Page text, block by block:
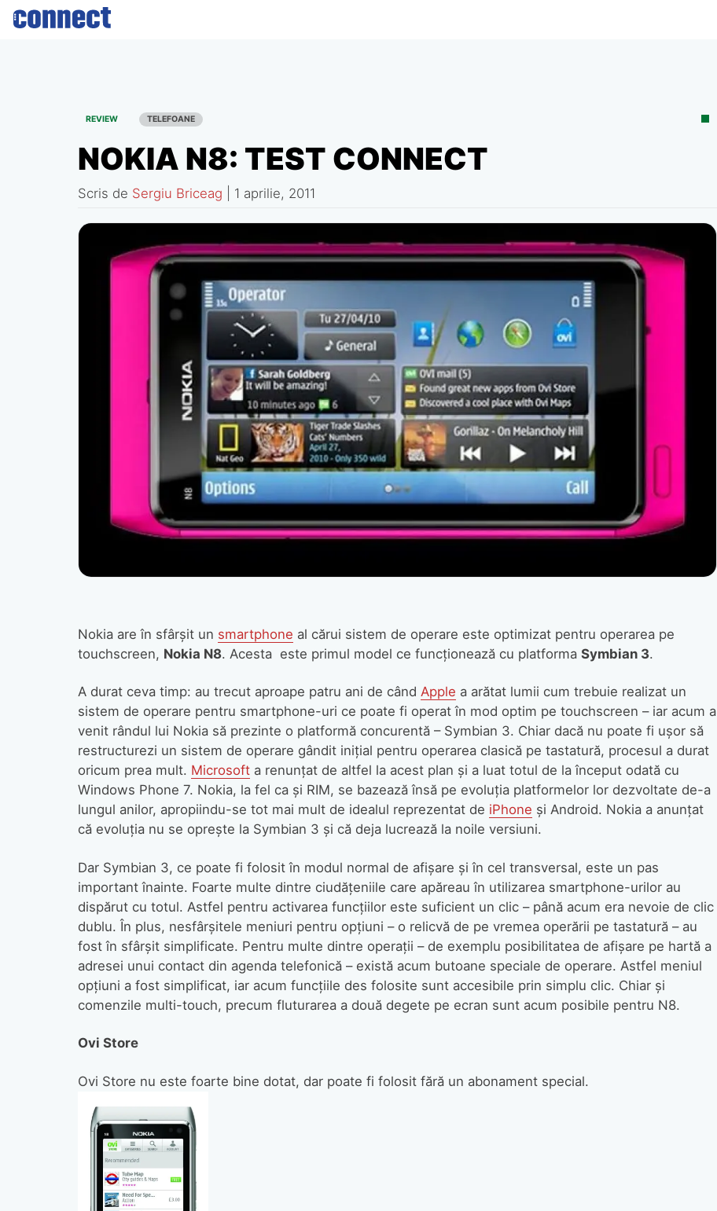
Skip
REVIEW TELEFOANE
NOKIA N8: TEST CONNECT
Scris de Sergiu Briceag 1 aprilie, 2011
Nokia are în sfârşit un smartphone al cărui sistem de operare este optimizat pentru operarea pe
touchscreen, Nokia N8. Acesta este primul model ce funcţionează cu platforma Symbian 3.
A durat ceva timp: au trecut aproape patru ani de când Apple a arătat lumii cum trebuie realizat un
sistem de operare pentru smartphone-uri ce poate fi operat în mod optim pe touch­screen – iar acum a
venit rândul lui Nokia să prezinte o platformă concurentă – Symbian 3. Chiar dacă nu poate fi uşor să
restructurezi un sistem de operare gândit iniţial pentru operarea clasică pe tastatură, procesul a durat
oricum prea mult. Microsofta renunţat de altfel la acest plan şi a luat totul de la început odată cu
Windows Phone 7. Nokia, la fel ca şi RIM, se bazează însă pe evoluţia platformelor lor dezvoltate de-a
lungul anilor, apropiindu-se tot mai mult de idealul reprezentat de iPhone şi Android. Nokia a anunţat
că evoluţia nu se opreşte la Symbian 3 şi că deja lucrează la noile versiuni.
Dar Symbian 3, ce poate fi folosit în modul normal de afişare şi în cel transversal, este un pas
important înainte. Foarte multe dintre ciudăţeniile care apăreau în utilizarea smartphone-urilor au
dispărut cu totul. Astfel pentru activarea funcţiilor este suficient un clic – până acum era nevoie de clic
dublu. În plus, nesfârşitele meniuri pentru opţiuni – o relicvă de pe vremea operării pe tastatură – au
fost în sfârşit simplificate. Pentru multe dintre operaţii – de exemplu posibilitatea de afişare pe hartă a
adresei unui contact din agenda telefonică – există acum butoane speciale de operare. Astfel meniul
opţiuni a fost simplificat, iar acum funcţiile des folosite sunt accesibile prin simplu clic. Chiar şi
comenzile multi-touch, precum fluturarea a două degete pe ecran sunt acum posibile pentru N8.
Ovi Store
Ovi Store nu este foarte bine dotat, dar poate fi folosit fără un abonament special.